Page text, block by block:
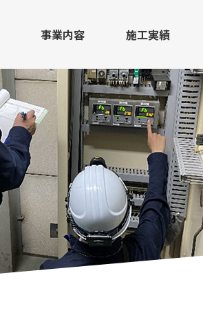
事業内容
ビルオートメーション事業
ソリューション事業
施工実績